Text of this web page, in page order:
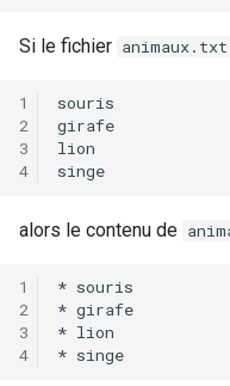
Si le fichier animaux.txt
alors le contenu de